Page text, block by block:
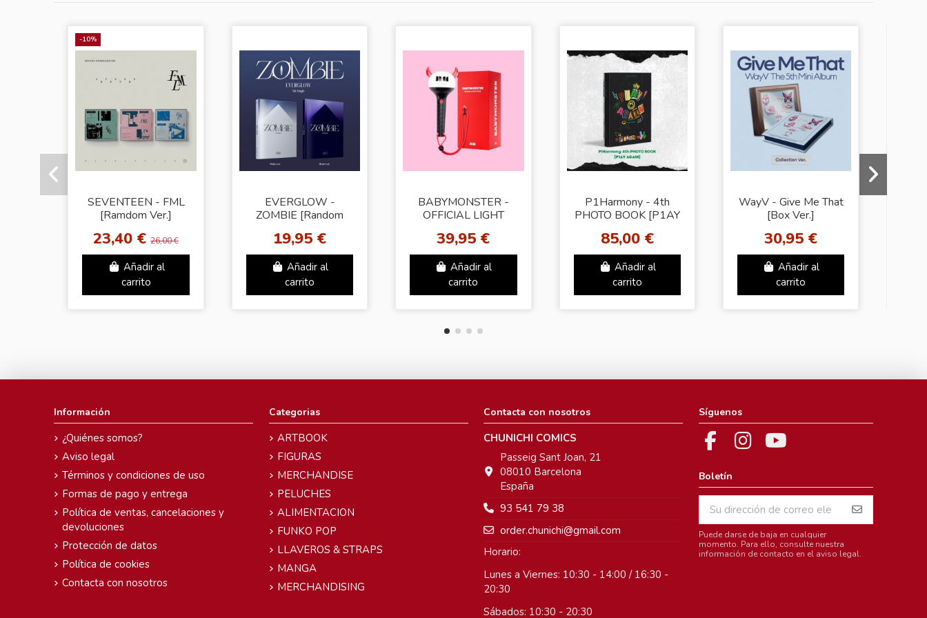
-10%
SEVENTEEN - FML
[Ramdom Ver.]
23,40 €26,00 €
Añadir al
carrito
EVERGLOW -
ZOMBIE [Random
19,95 €
Añadir al
carrito
BABYMONSTER -
OFFICIAL LIGHT
39,95 €
Añadir al
carrito
P1Harmony - 4th
PHOTO BOOK [P1AY
85,00 €
Añadir al
carrito
WayV - Give Me That
[Box Ver.]
30,95 €
Añadir al
carrito
Información
¿Quiénes somos?
Aviso legal
Términos y condiciones de uso
Formas de pago y entrega
Política de ventas, cancelaciones y
devoluciones
Protección de datos
Política de cookies
Contacta con nosotros
Categorias
ARTBOOK
FIGURAS
MERCHANDISE
PELUCHES
ALIMENTACION
FUNKO POP
LLAVEROS & STRAPS
MANGA
MERCHANDISING
Contacta con nosotros
CHUNICHI COMICS
Passeig Sant Joan, 21
08010 Barcelona
España
93 541 79 38
order.chunichi@gmail.com
Horario:
Lunes a Viernes: 10:30 - 14:00 / 16:30 -
20:30
Sábados: 10:30 - 20:30
Síguenos
Boletín
Puede darse de baja en cualquier
momento. Para ello, consulte nuestra
información de contacto en el aviso legal.